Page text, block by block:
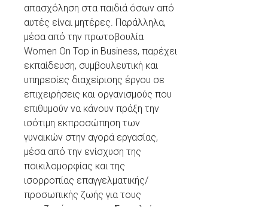
απασχόληση στα παιδιά όσων από
αυτές είναι μητέρες. Παράλληλα,
μέσα από την πρωτοβουλία
Women On Top in Business, παρέχει
εκπαίδευση, συμβουλευτική και
υπηρεσίες διαχείρισης έργου σε
επιχειρήσεις και οργανισμούς που
επιθυμούν να κάνουν πράξη την
ισότιμη εκπροσώπηση των
γυναικών στην αγορά εργασίας,
μέσα από την ενίσχυση της
ποικιλομορφίας και της
ισορροπίας επαγγελματικής/
προσωπικής ζωής για τους